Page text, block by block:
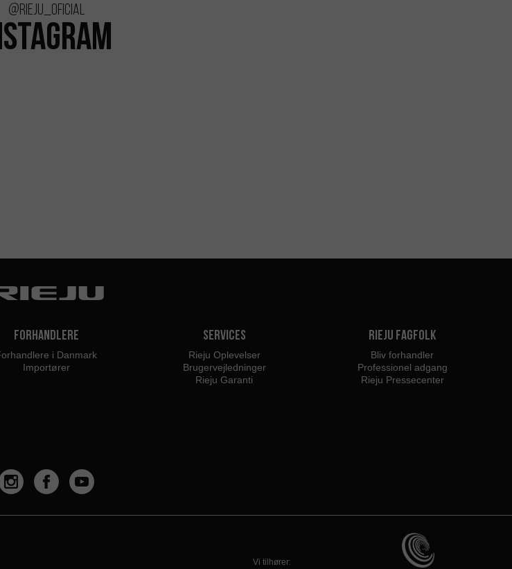
@rieju_oficial
Forhandlere
i Danmark
Importører
Services
Rieju Oplevelser
Brugervejledninger
Rieju Garanti
Rieju fagfolk
Bliv forhandler
Professionel adgang
Rieju Pressecenter
Vi tilhører: